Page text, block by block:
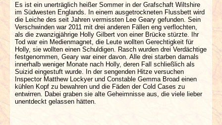
Es ist ein unerträglich heißer Sommer in der Grafschaft Wiltshire
im Südwesten Englands. In einem ausgetrockneten Flussbett wird
die Leiche des seit Jahren vermissten Lee Geary gefunden. Sein
Verschwinden war 2011 mit drei anderen Fällen eng verflochten,
als die zwanzigjährige Holly Gilbert von einer Brücke stürzte. Ihr
Tod war ein Medienmagnet, die Leute wollten Gerechtigkeit für
Holly, sie wollten einen Schuldigen. Rasch wurden drei Verdächtige
festgenommen, Geary war einer davon. Alle drei starben damals
innerhalb weniger Monate nach Holly, deren Fall schließlich als
Suizid eingestuft wurde. In der sengenden Hitze versuchen
Inspector Matthew Lockyer und Constable Gemma Broad einen
kühlen Kopf zu bewahren und die Fäden der Cold Cases zu
entwirren. Dabei graben sie alte Geheimnisse aus, die viele lieber
unentdeckt gelassen hätten.